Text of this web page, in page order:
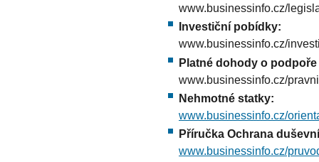
www.businessinfo.cz/
Investiční pobídky:
www.businessinfo.cz/
Platné dohody o
www.businessinfo.cz/
Nehmotné statky:
www.businessinfo.cz/
Příručka Ochrana
www.businessinfo.cz/